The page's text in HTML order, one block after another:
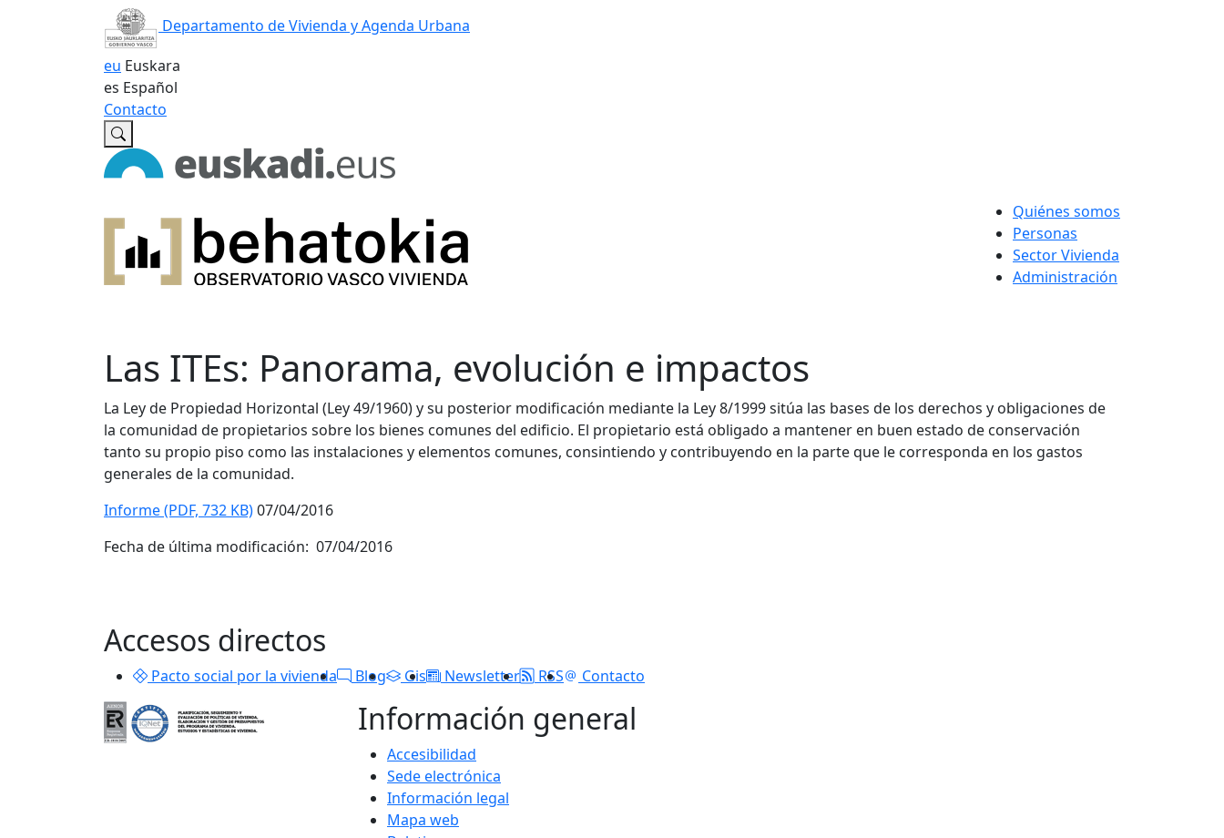
Departamento de Vivienda y Agenda Urbana
eu Euskara
es Español
Contacto
Quiénes somos
Personas
Sector Vivienda
Administración
Las ITEs: Panorama, evolución e impactos
La Ley de Propiedad Horizontal (Ley 49/1960) y su posterior modificación mediante la Ley 8/1999 sitúa las bases de los derechos y obligaciones de
la comunidad de propietarios sobre los bienes comunes del edificio. El propietario está obligado a mantener en buen estado de conservación
tanto su propio piso como las instalaciones y elementos comunes, consintiendo y contribuyendo en la parte que le corresponda en los gastos
generales de la comunidad.
Informe (PDF, 732 KB)07/04/2016
Fecha de última modificación: 07/04/2016
Accesos directos
Pacto social por la vivienda Blog Gis Newsletter RSS Contacto
Información general
Accesibilidad
Sede electrónica
Información legal
Mapa web